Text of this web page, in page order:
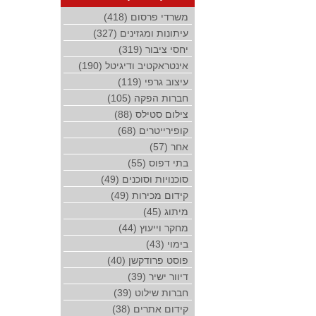
משרדי פרסום (418)
עיתונות ומגזינים (327)
יחסי ציבור (319)
אינטראקטיב ודיגיטל (190)
עיצוב גרפי (119)
חברות הפקה (105)
צילום סטילס (88)
קופירייטרים (68)
אחר (57)
בתי דפוס (55)
סוכנויות וסוכנים (49)
קידום מכירות (49)
מיתוג (45)
מחקר וייעוץ (44)
בימוי (43)
פוסט פרודקשן (40)
דיוור ישיר (39)
חברות שילוט (39)
קידום אתרים (38)